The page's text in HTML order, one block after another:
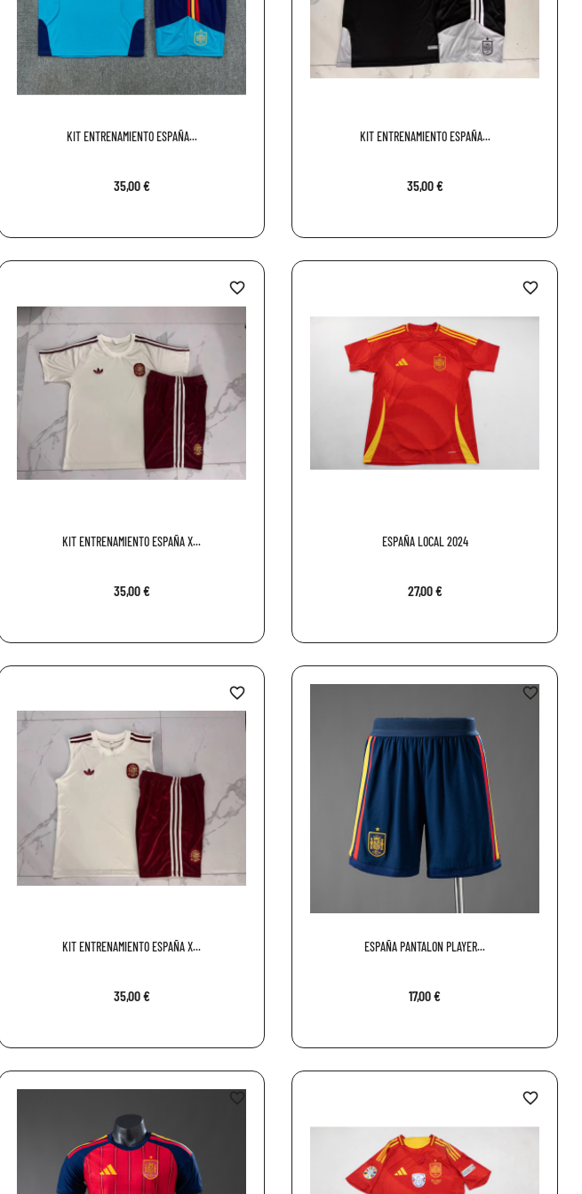
KIT ENTRENAMIENTO ESPAÑA...
35,00 €
KIT ENTRENAMIENTO ESPAÑA...
35,00 €
KIT ENTRENAMIENTO ESPAÑA X...
35,00 €
favorite_border
ESPAÑA LOCAL 2024
27,00 €
favorite_border
KIT ENTRENAMIENTO ESPAÑA X...
35,00 €
favorite_border
ESPAÑA PANTALON PLAYER...
17,00 €
favorite_border
favorite_border favorite_border